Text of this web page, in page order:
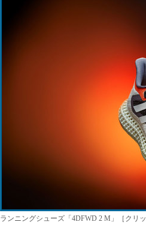
ランニングシューズ「4DFWD 2 M」［クリ